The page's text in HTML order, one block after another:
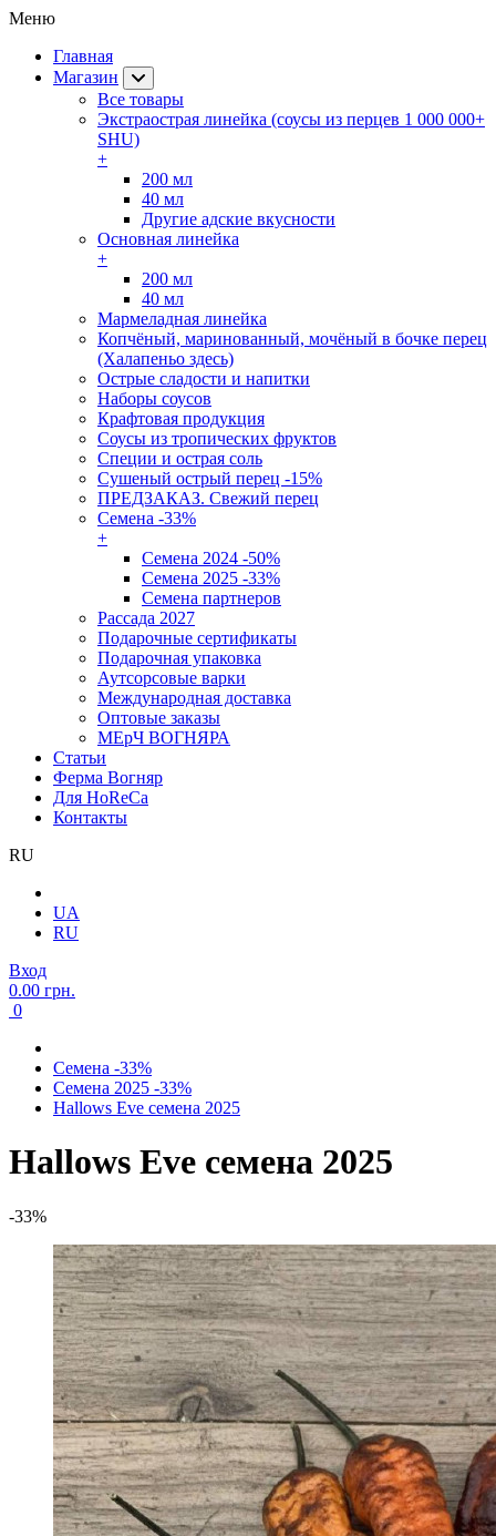
Меню
Главная
Магазин
Все товары
Экстраострая линейка (соусы из перцев 1 000 000+
SHU)
+
200 мл
40 мл
Другие адские вкусности
Основная линейка
+
200 мл
40 мл
Мармеладная линейка
Копчёный, маринованный, мочёный в бочке перец
(Халапеньо здесь)
Острые сладости и напитки
Наборы соусов
Крафтовая продукция
Cоусы из тропических фруктов
Специи и острая соль
Сушеный острый перец -15%
ПРЕДЗАКАЗ. Свежий перец
Семена -33%
+
Семена 2024 -50%
Семена 2025 -33%
Семена партнеров
Рассада 2027
Подарочные сертификаты
Подарочная упаковка
Аутсорсовые варки
Международная доставка
Оптовые заказы
МЕрЧ ВОГНЯРА
Статьи
Ферма Вогняр
Для HoReCa
Контакты
RU
UA
RU
Вход
0.00 грн.
0
Семена -33%
Семена 2025 -33%
Hallows Eve семена 2025
Hallows Eve семена 2025
-33%